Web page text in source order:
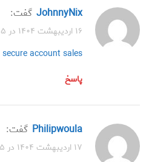
JohnnyNix گفت:
۱۶ اردیبهشت ۱۴۰۴ در ۱۰:۵۵ ب.ظ
secure account sales
پاسخ
Philipwoula گفت:
۱۷ اردیبهشت ۱۴۰۴ در ۹:۰۵ ق.ظ